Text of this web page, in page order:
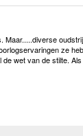
Maar.....diverse
ze
wet van de stilte.